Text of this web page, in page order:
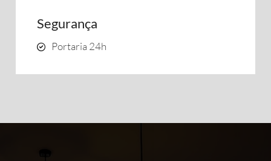
Segurança
Portaria 24h